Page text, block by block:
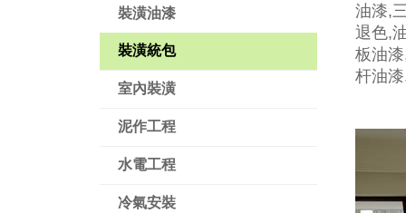
裝潢油漆
裝潢統包
室內裝潢
泥作工程
水電工程
冷氣安裝
油漆,
退色,
板油
杆油